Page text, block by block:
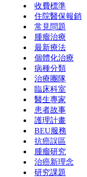
收費標準
住院醫保報銷
常見問題
腫瘤治療
最新療法
個體化治療
病種分類
治療團隊
臨床科室
醫生專家
患者故事
護理計畫
BEU服務
抗癌誤區
腫瘤研究
治癌新理念
研究課題